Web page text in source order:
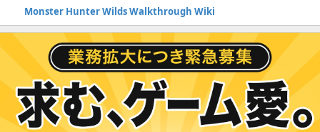
Monster Hunter Wilds Walkthrough Wiki